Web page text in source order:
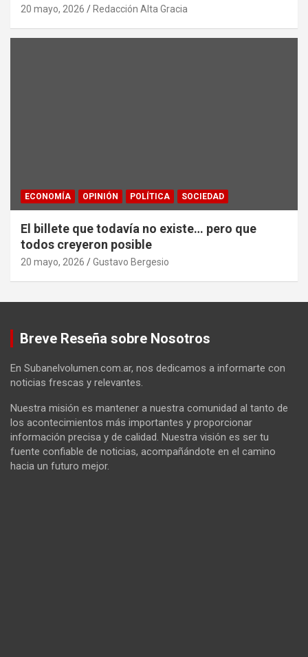
20 mayo, 2026 Redacción Alta Gracia
ECONOMÍA OPINIÓN POLÍTICA SOCIEDAD
El billete que todavía no existe… pero que
todos creyeron posible
20 mayo, 2026 Gustavo Bergesio
Breve Reseña sobre Nosotros
En Subanelvolumen.com.ar, nos dedicamos a informarte con
noticias frescas y relevantes.
Nuestra misión es mantener a nuestra comunidad al tanto de
los acontecimientos más importantes y proporcionar
información precisa y de calidad. Nuestra visión es ser tu
fuente confiable de noticias, acompañándote en el camino
hacia un futuro mejor.